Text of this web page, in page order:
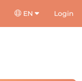
EN Login